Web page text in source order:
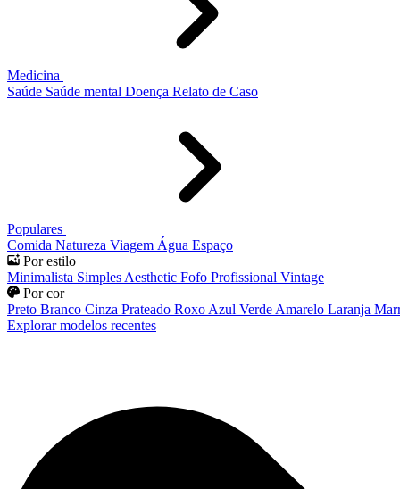
Medicina
Saúde Saúde mental Doença Relato de Caso
Populares
Comida Natureza Viagem Água Espaço
Por estilo
Minimalista Simples Aesthetic Fofo Profissional Vintage
Por cor
Preto Branco Cinza Prateado Roxo Azul Verde Amarelo Laranja
Explorar modelos recentes